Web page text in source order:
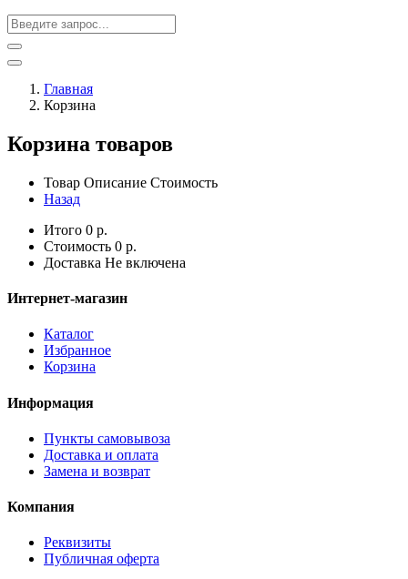
Главная
Корзина
Корзина товаров
Товар Описание Стоимость
Назад
Итого 0 р.
Стоимость 0 р.
Доставка Не включена
Интернет-магазин
Каталог
Избранное
Корзина
Информация
Пункты самовывоза
Доставка и оплата
Замена и возврат
Компания
Реквизиты
Публичная оферта